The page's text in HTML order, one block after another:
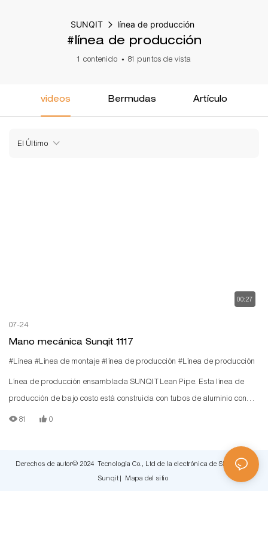
SUNQIT línea de producción
#línea de producción
1 contenido 81 puntos de vista
videos Bermudas Artículo
El Último
00:27
07-24
Mano mecánica Sunqit 1117
#Línea #Línea de montaje #línea de producción #Línea de producción
Línea de producción ensamblada SUNQIT Lean Pipe. Esta línea de
producción de bajo costo está construida con tubos de aluminio con
ranura en T, conectores de aluminio, rieles de rodillos de acero y
81 0
Derechos de autor© 2024 Tecnología Co., Ltd de la electrónica de Shenzhen
Sunqit |Mapa del sitio